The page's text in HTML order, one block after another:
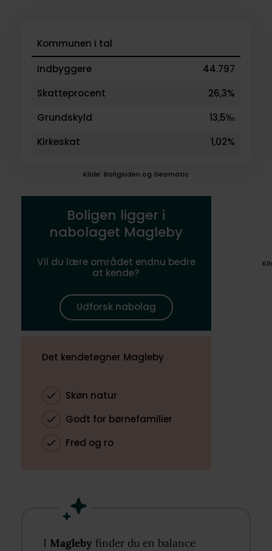
Kommunen i tal
Indbyggere
44.797
Skatteprocent
26,3%
Grundskyld
13,5‰
Kirkeskat
1,02%
Kilde: Boligsiden og Geomatic
Boligen ligger i
nabolaget Magleby
Vil du lære området endnu bedre
at kende?
Udforsk nabolag
Det kendetegner Magleby
Skøn natur
Godt for børnefamilier
Fred og ro
I Magleby finder du en balance